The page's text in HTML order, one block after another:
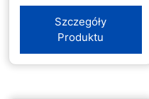
Szczegóły
Produktu